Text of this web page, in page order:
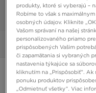
NIKE DUNK LOW RETRO
produkty, ktoré si vyberajú –
Robíme to však s
osobných údajov. Kliknite
Vašom správaní na našej
personalizovaného priamo
prispôsobených Vašim
či zapamätania si vybraných
nastavenia týkajúce sa
kliknutím na „Prispôsobiť”.
ponuku produktov
„Odmietnuť všetky”. Viac